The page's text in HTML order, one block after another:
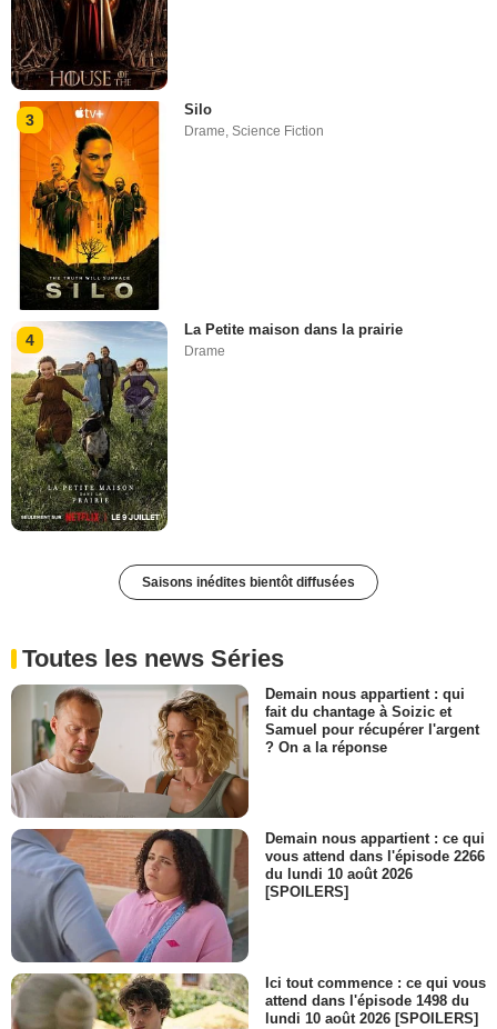
3
Silo
Drame,Science Fiction
4
La Petite maison dans la prairie
Drame
Saisons inédites bientôt diffusées
Toutes les news Séries
Demain nous appartient : qui
fait du chantage à Soizic et
Samuel pour récupérer l'argent
? On a la réponse
Demain nous appartient : ce qui
vous attend dans l'épisode 2266
du lundi 10 août 2026
[SPOILERS]
Ici tout commence : ce qui vous
attend dans l'épisode 1498 du
lundi 10 août 2026 [SPOILERS]